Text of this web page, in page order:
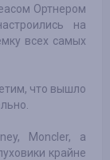
Ортнером
на
всех самых
что вышло
Moncler, а
крайне